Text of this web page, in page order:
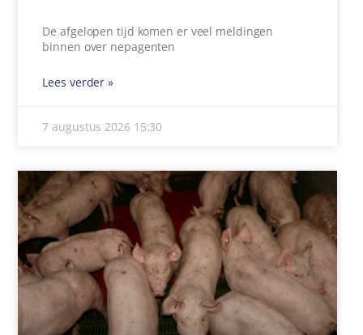
De afgelopen tijd komen er veel meldingen
binnen over nepagenten
Lees verder »
7 augustus 2026 15:30